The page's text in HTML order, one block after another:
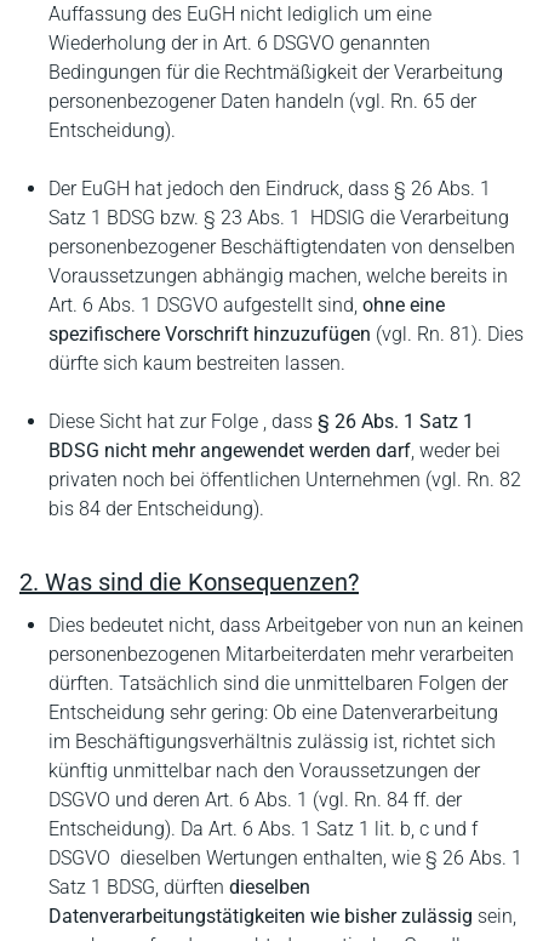
Auffassung des EuGH nicht lediglich um eine
Wiederholung der in Art. 6 DSGVO genannten
Bedingungen für die Rechtmäßigkeit der Verarbeitung
personenbezogener Daten handeln (vgl. Rn. 65 der
Entscheidung).
Der EuGH hat jedoch den Eindruck, dass § 26 Abs. 1
Satz 1 BDSG bzw. § 23 Abs. 1 HDSIG die Verarbeitung
personenbezogener Beschäftigtendaten von denselben
Voraussetzungen abhängig machen, welche bereits in
Art. 6 Abs. 1 DSGVO aufgestellt sind, ohne eine
spezifischere Vorschrift hinzuzufügen (vgl. Rn. 81). Dies
dürfte sich kaum bestreiten lassen.
Diese Sicht hat zur Folge , dass § 26 Abs. 1 Satz 1
BDSG nicht mehr angewendet werden darf, weder bei
privaten noch bei öffentlichen Unternehmen (vgl. Rn. 82
bis 84 der Entscheidung).
2. Was sind die Konsequenzen?
Dies bedeutet nicht, dass Arbeitgeber von nun an keinen
personenbezogenen Mitarbeiterdaten mehr verarbeiten
dürften. Tatsächlich sind die unmittelbaren Folgen der
Entscheidung sehr gering: Ob eine Datenverarbeitung
im Beschäftigungsverhältnis zulässig ist, richtet sich
künftig unmittelbar nach den Voraussetzungen der
DSGVO und deren Art. 6 Abs. 1 (vgl. Rn. 84 ff. der
Entscheidung). Da Art. 6 Abs. 1 Satz 1 lit. b, c und f
DSGVO dieselben Wertungen enthalten, wie § 26 Abs. 1
Satz 1 BDSG, dürften dieselben
Datenverarbeitungstätigkeiten wie bisher zulässig sein,